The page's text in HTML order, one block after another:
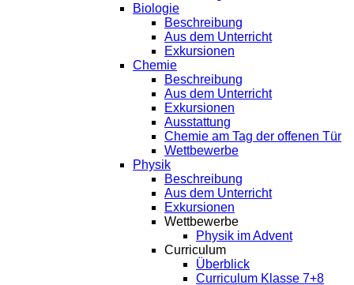
Biologie
Beschreibung
Aus dem Unterricht
Exkursionen
Chemie
Beschreibung
Aus dem Unterricht
Exkursionen
Ausstattung
Chemie am Tag der offenen Tür
Wettbewerbe
Physik
Beschreibung
Aus dem Unterricht
Exkursionen
Wettbewerbe
Physik im Advent
Curriculum
Überblick
Curriculum Klasse 7+8